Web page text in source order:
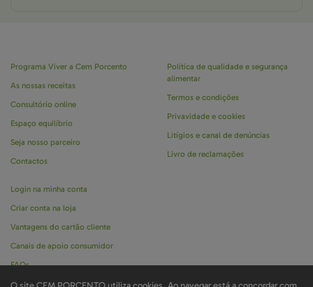
Programa Viver a Cem Porcento
As nossas receitas
Consultório online
Espaço equilíbrio
Seja nosso parceiro
Contactos
Política de qualidade e segurança
alimentar
Termos e condições
Privavidade e cookies
Litígios e canal de denúncias
Livro de reclamações
Login na minha conta
Criar conta na loja
Vantagens do cartão cliente
Canais de apoio consumidor
FAQs